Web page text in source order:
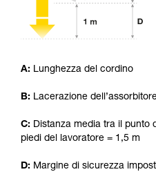
A: Lunghezza del cordino
B: Lacerazione
C: Distanza media tra il punto
piedi del lavoratore = 1,5 m
D: Margine di sicurezza